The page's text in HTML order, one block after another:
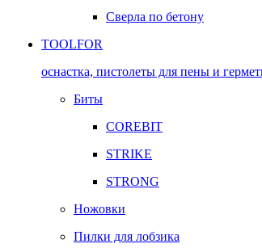
Сверла по бетону
TOOLFOR
оснастка, пистолеты для пены и
Биты
COREBIT
STRIKE
STRONG
Ножовки
Пилки для лобзика